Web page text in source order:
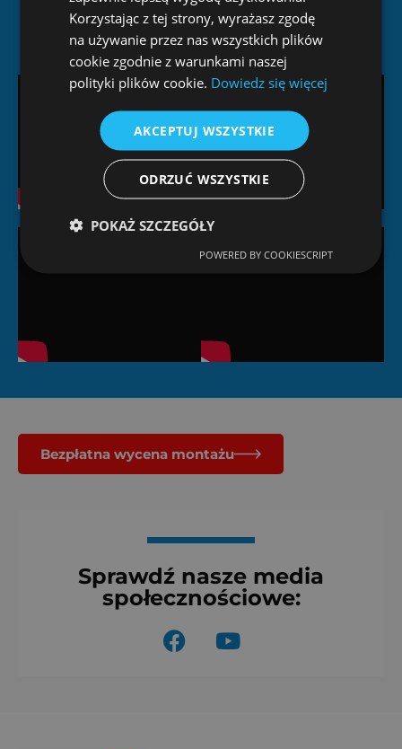
Dlaczego Ziterm?
Bezpłatna wycena montażu
Sprawdź nasze media
społecznościowe:
F
a
Y
o
Korzystając z tej strony, wyrażasz zgodę
na używanie przez nas wszystkich plików
cookie zgodnie z warunkami naszej
polityki plików cookie. Dowiedz się więcej
AKCEPTUJ WSZYSTKIE
ODRZUĆ WSZYSTKIE
POKAŻ SZCZEGÓŁY
POWERED BY COOKIESCRIPT